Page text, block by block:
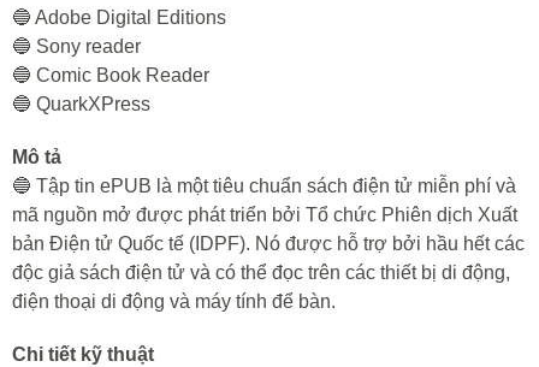
🔵 Adobe Digital Editions
🔵 Sony reader
🔵 Comic Book Reader
🔵 QuarkXPress
Mô tả
🔵 Tập tin ePUB là một tiêu chuẩn sách điện tử miễn phí và
mã nguồn mở được phát triển bởi Tổ chức Phiên dịch Xuất
bản Điện tử Quốc tế (IDPF). Nó được hỗ trợ bởi hầu hết các
độc giả sách điện tử và có thể đọc trên các thiết bị di động,
điện thoại di động và máy tính để bàn.
Chi tiết kỹ thuật